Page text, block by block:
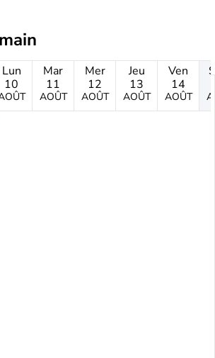
Lun
10
Mar
11
AOÛT
Mer
12
AOÛT
Jeu
13
AOÛT
Ven
14
AOÛT